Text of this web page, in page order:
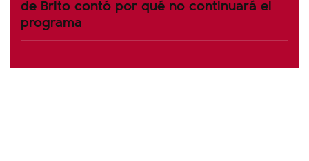
de Brito contó por qué no continuará el
programa